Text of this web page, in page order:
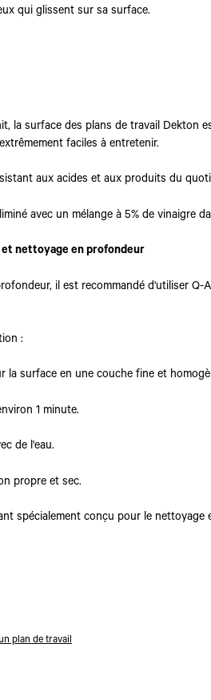
qui glissent sur sa surface.
la surface des plans de travail Dekton
faciles à entretenir.
aux acides et aux produits du
avec un mélange à 5% de vinaigre
et nettoyage en profondeur
il est recommandé d'utiliser
:
la surface en une couche fine et
1 minute.
de l'eau.
propre et sec.
spécialement conçu pour le nettoyage
plan de travail